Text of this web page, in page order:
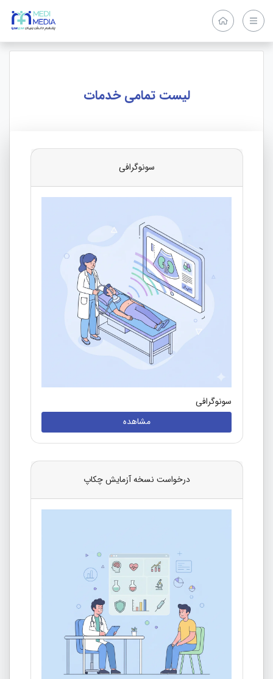
لیست تمامی خدمات
سونوگرافی
سونوگرافی
مشاهده
درخواست نسخه آزمایش چکاپ